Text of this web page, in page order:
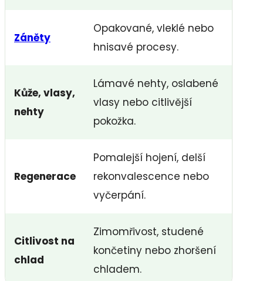
Záněty
Opakované, vleklé nebo
hnisavé procesy.
Kůže, vlasy,
nehty
Lámavé nehty, oslabené
vlasy nebo citlivější
pokožka.
Regenerace
Pomalejší hojení, delší
rekonvalescence nebo
vyčerpání.
Citlivost na
chlad
Zimomřivost, studené
končetiny nebo zhoršení
chladem.